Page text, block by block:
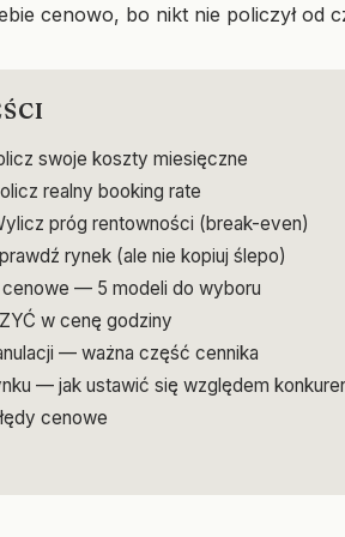
cenowo, bo nikt nie policzył od
swoje koszty miesięczne
realny booking rate
próg rentowności (break-even)
rynek (ale nie kopiuj ślepo)
cenowe — 5 modeli do wyboru
w cenę godziny
— ważna część cennika
— jak ustawić się względem
cenowe